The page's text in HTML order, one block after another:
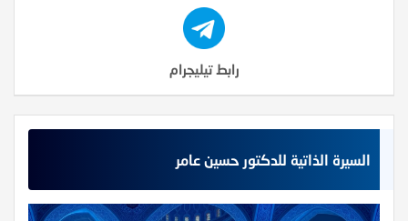
رابط تيليجرام
السيرة الذاتية للدكتور حسين عامر